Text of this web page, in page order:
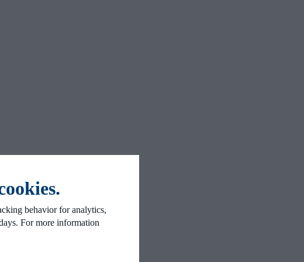
behavior for analytics,
For more information